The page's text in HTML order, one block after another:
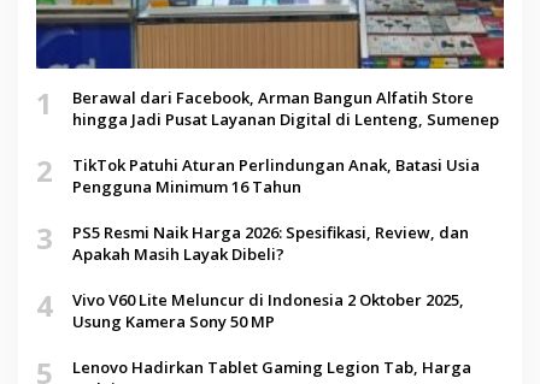
1
Berawal dari Facebook, Arman Bangun Alfatih Store
hingga Jadi Pusat Layanan Digital di Lenteng, Sumenep
2
TikTok Patuhi Aturan Perlindungan Anak, Batasi Usia
Pengguna Minimum 16 Tahun
3
PS5 Resmi Naik Harga 2026: Spesifikasi, Review, dan
Apakah Masih Layak Dibeli?
4
Vivo V60 Lite Meluncur di Indonesia 2 Oktober 2025,
Usung Kamera Sony 50 MP
5
Lenovo Hadirkan Tablet Gaming Legion Tab, Harga